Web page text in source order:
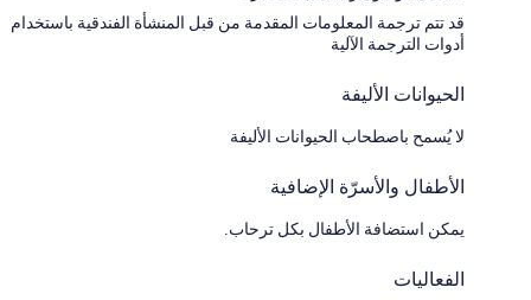
قد تتم ترجمة المعلومات المقدمة من قبل المنشأة الفندقية باستخدام
أدوات الترجمة الآلية
الحيوانات الأليفة
لا يُسمح باصطحاب الحيوانات الأليفة
الأطفال والأسرّة الإضافية
يمكن استضافة الأطفال بكل ترحاب.
الفعاليات